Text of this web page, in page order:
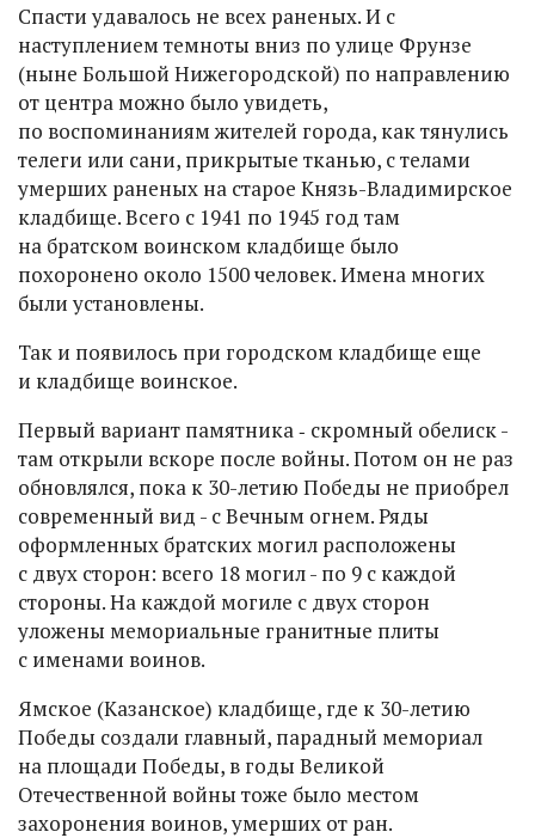
Спасти удавалось не всех раненых. И с
наступлением темноты вниз по улице Фрунзе
(ныне Большой Нижегородской) по направлению
от центра можно было увидеть,
по воспоминаниям жителей города, как тянулись
телеги или сани, прикрытые тканью, с телами
умерших раненых на старое Князь-Владимирское
кладбище. Всего с 1941 по 1945 год там
на братском воинском кладбище было
похоронено около 1500 человек. Имена многих
были установлены.
Так и появилось при городском кладбище еще
и кладбище воинское.
Первый вариант памятника ‑ скромный обелиск -
там открыли вскоре после войны. Потом он не раз
обновлялся, пока к 30-летию Победы не приобрел
современный вид - с Вечным огнем. Ряды
оформленных братских могил расположены
с двух сторон: всего 18 могил - по 9 с каждой
стороны. На каждой могиле с двух сторон
уложены мемориальные гранитные плиты
с именами воинов.
Ямское (Казанское) кладбище, где к 30-летию
Победы создали главный, парадный мемориал
на площади Победы, в годы Великой
Отечественной войны тоже было местом
захоронения воинов, умерших от ран.